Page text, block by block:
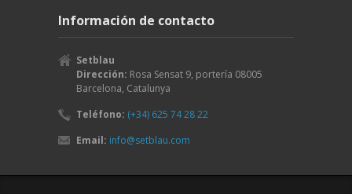
Información de contacto
Setblau
Dirección: Rosa Sensat 9, portería 08005
Barcelona, Catalunya
Teléfono: (+34) 625 74 28 22
Email: info@setblau.com